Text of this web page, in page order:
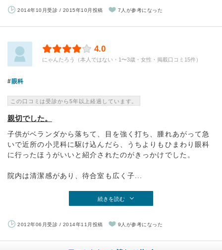
2014年10月受診 / 2015年10月投稿 7人が参考になった
4.0
にゃんたろう（本人ではない・1〜3歳・女性・掲載口コミ15件）
眼科
この口コミは受診から5年以上経過しています。
親切でした。
子供がベランダから落ちて、目を強く打ち、腫れあがって急
いで近所の小児科に駆け込んだら、うちよりもひまわり眼科
に行ったほうがいいと紹介されたのがきっかけでした。
院内は清潔感があり、待合室も広く子...
続きを読む
2012年06月受診 / 2014年11月投稿 9人が参考になった